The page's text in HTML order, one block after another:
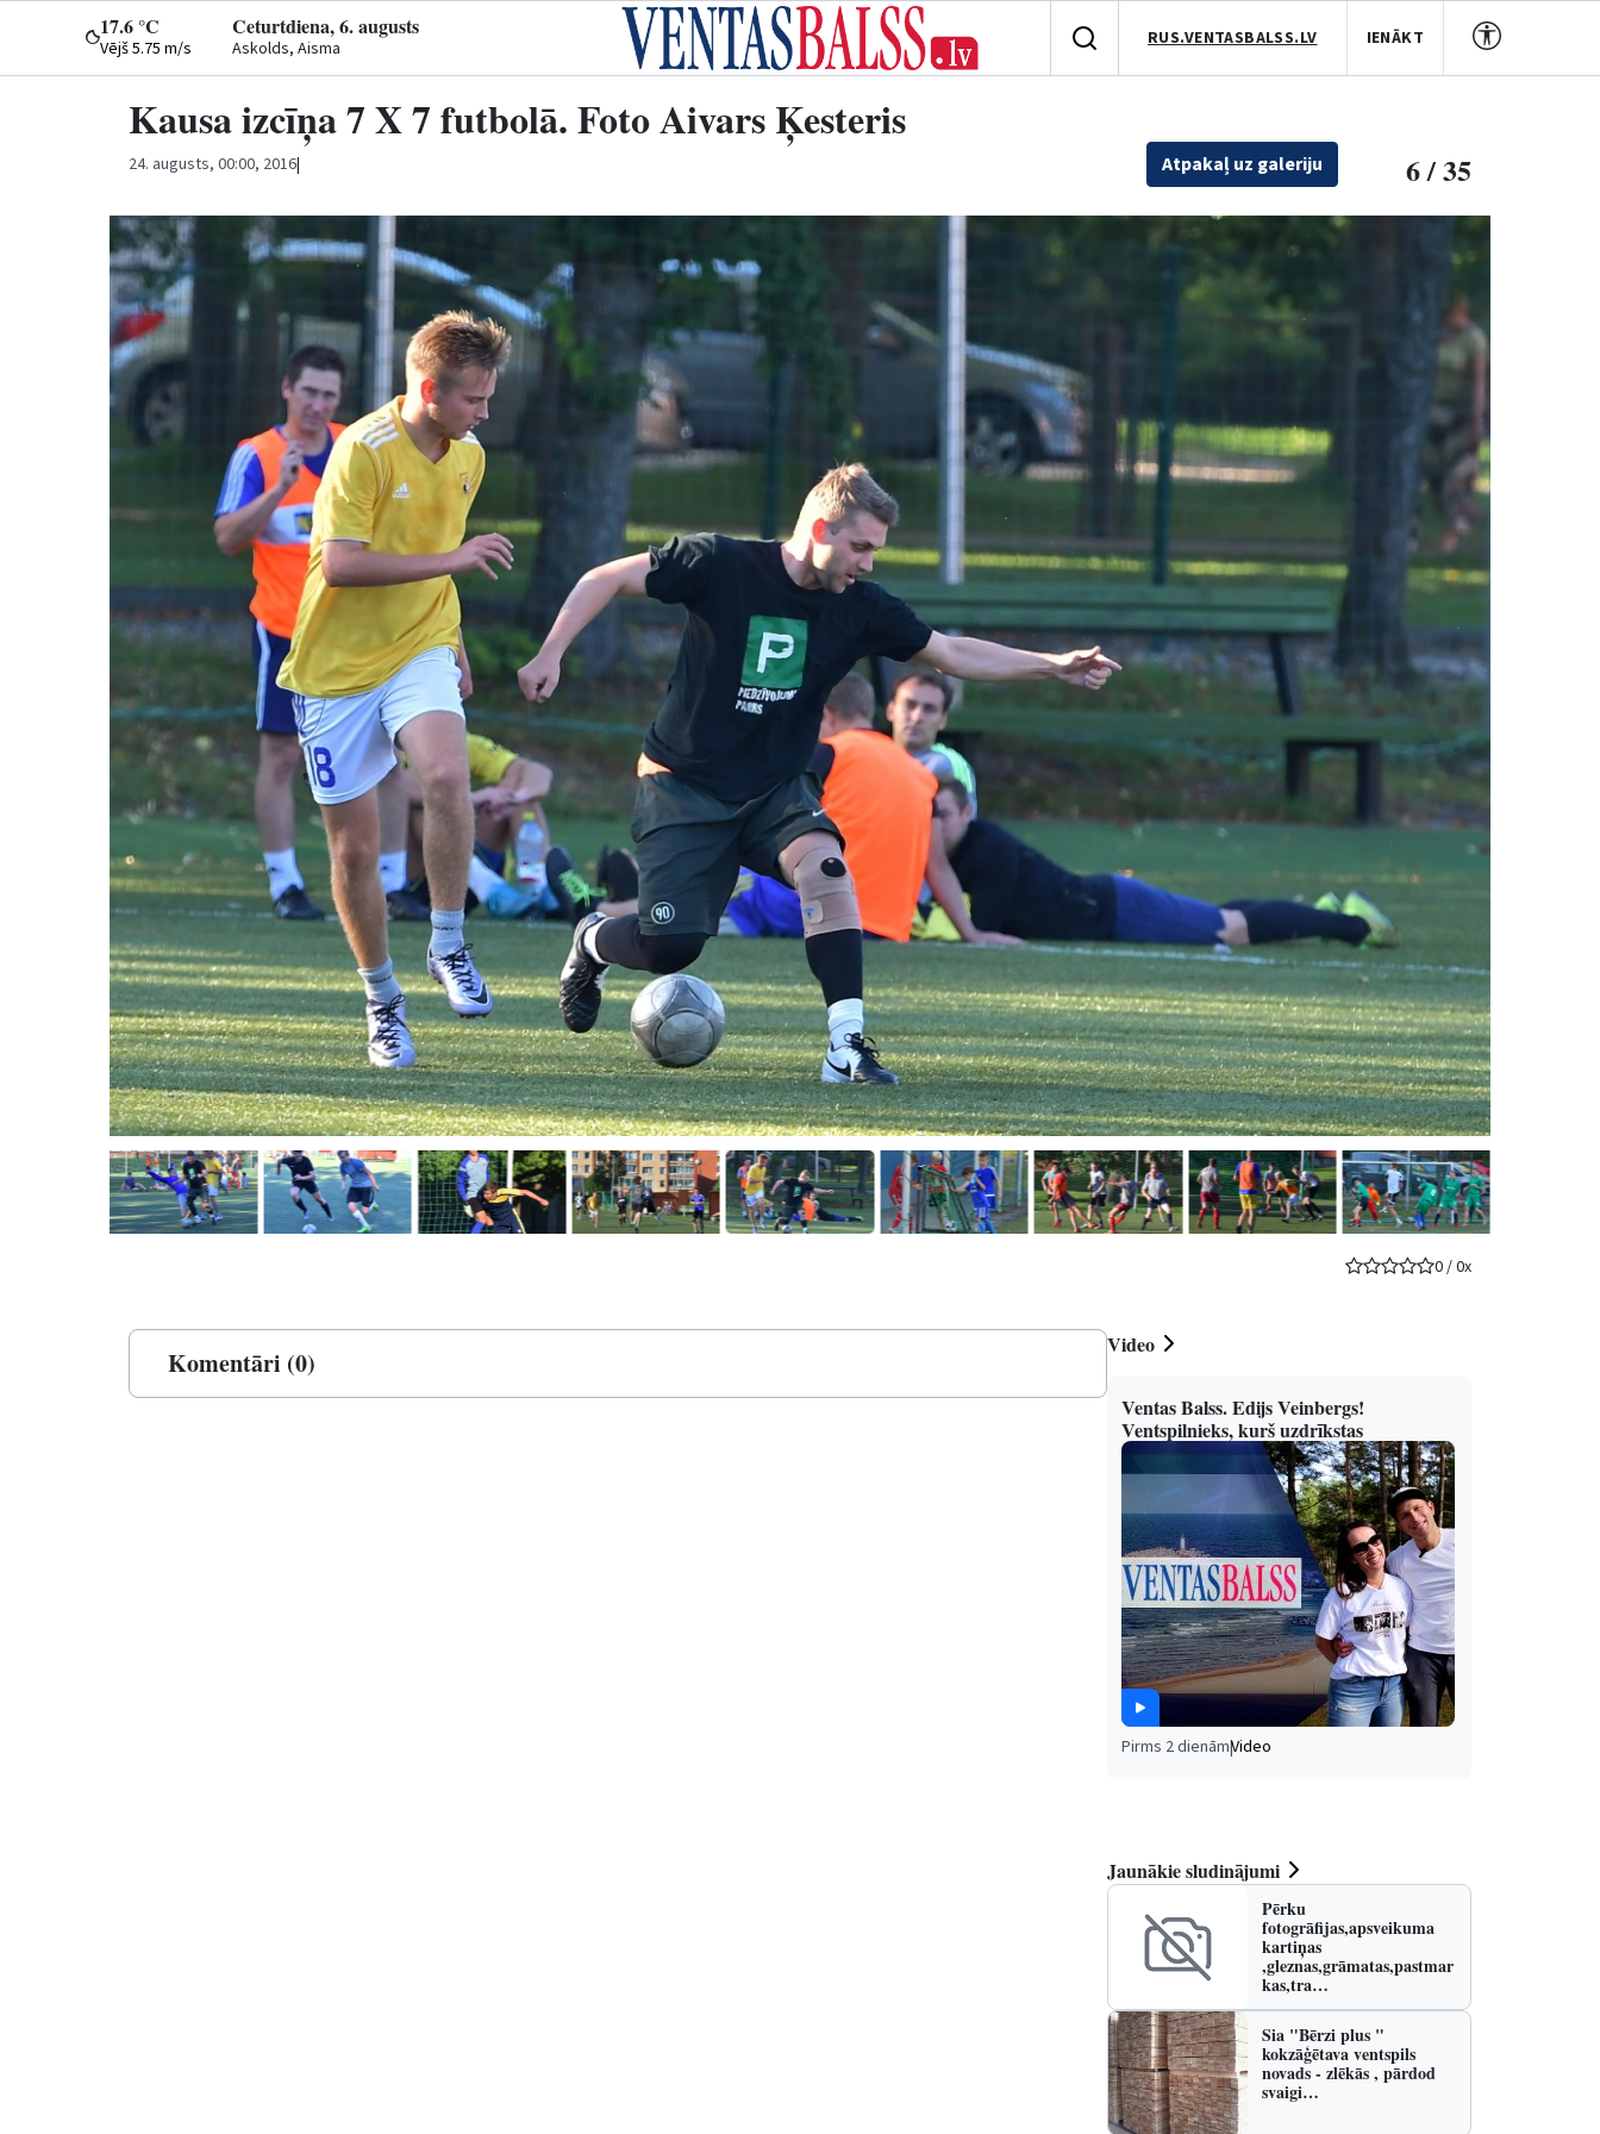
17.6 °C
Vējš 5.75 m/s
Ceturtdiena, 6. augusts
Askolds, Aisma RUS.VENTASBALSS.LV IENĀKT
Kausa izcīņa 7 X 7 futbolā. Foto Aivars Ķesteris
24. augusts, 00:00, 2016| Atpakaļ uz galeriju 6 / 35
0/0x
Komentāri (0)
Video
Ventas Balss. Edijs Veinbergs!
Ventspilnieks, kurš uzdrīkstas
Pirms 2 dienām|Video
Jaunākie sludinājumi
Pērku
fotogrāfijas,apsveikuma
kartiņas
,gleznas,grāmatas,pastmar
kas,tra…
Sia "Bērzi plus "
kokzāģētava ventspils
novads - zlēkās , pārdod
svaigi…